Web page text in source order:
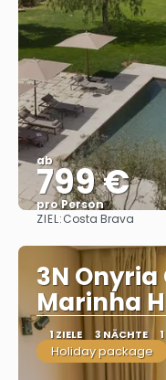
ab
799 €
pro Person
ZIEL:Costa Brava
3N
Marinha
1 ZIELE 3 NÄCHTE
Holiday package